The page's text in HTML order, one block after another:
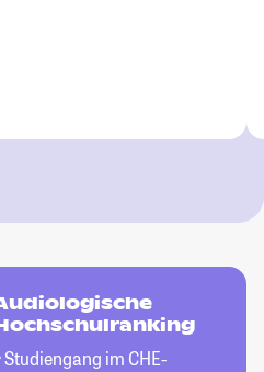
im CHE-